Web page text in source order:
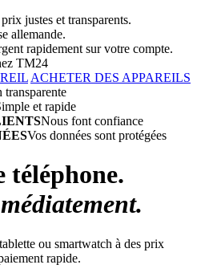
justes et transparents.
allemande.
rapidement sur votre compte.
ACHETER DES APPAREILS
transparente
et rapide
Nous font confiance
Vos données sont protégées
téléphone.
ou smartwatch à des prix
rapide.